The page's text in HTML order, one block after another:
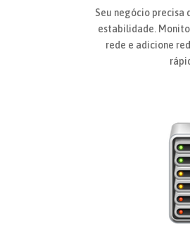
Seu negócio precisa
estabilidade.
rede e adicione